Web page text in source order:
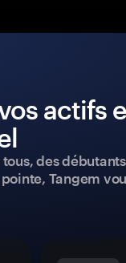
actifs
des
Tangem